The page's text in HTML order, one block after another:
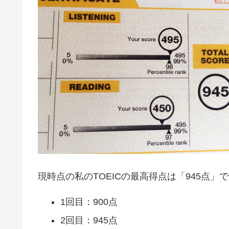
現時点の私のTOEICの最高得点は「945点」
1回目：900点
2回目：945点